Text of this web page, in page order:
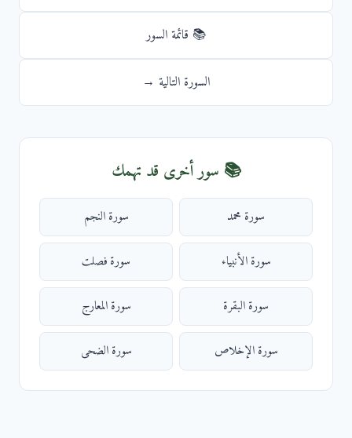
📚 قائمة السور
السورة التالية →
📚 سور أخرى قد تهمك
سورة محمد سورة النجم
سورة الأنبياء سورة فصلت
سورة البقرة سورة المعارج
سورة الإخلاص سورة الضحى